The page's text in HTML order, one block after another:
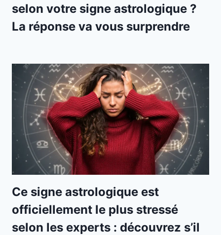
selon votre signe astrologique ?
La réponse va vous surprendre
Ce signe astrologique est
officiellement le plus stressé
selon les experts : découvrez s’il